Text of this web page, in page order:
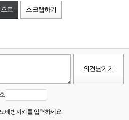
로 스크랩하기
배방지키를 입력하세요.